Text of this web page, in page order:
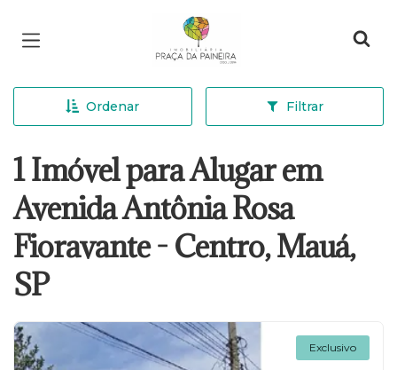
Página inicial
Ordenar Filtrar
1 Imóvel para Alugar em
Avenida Antônia Rosa
Fioravante - Centro, Mauá,
SP
Exclusivo